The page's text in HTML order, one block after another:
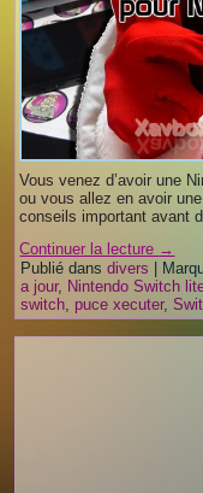
Vous venez d’avoir une
ou vous allez en avoir
conseils important avant
Continuer la lecture →
Publié dans divers
a jour, Nintendo Switch
switch puce xecuter,